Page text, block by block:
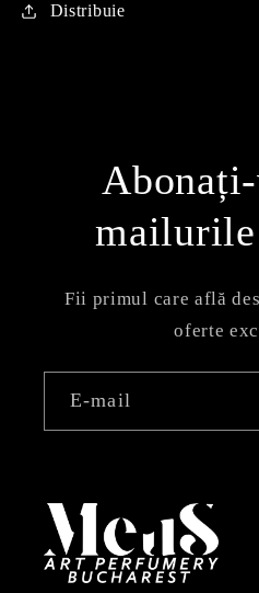
Distribuie
mailurile
Fii primul care află
oferte
E-mail